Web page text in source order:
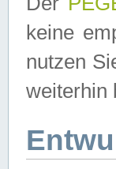
keine
nutzen
weiterhin